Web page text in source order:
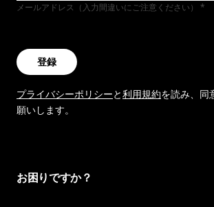
メールアドレス（入力間違いにご注意ください）
登録
プライバシーポリシーと利用規約を読み、同
願いします。
お困りですか？